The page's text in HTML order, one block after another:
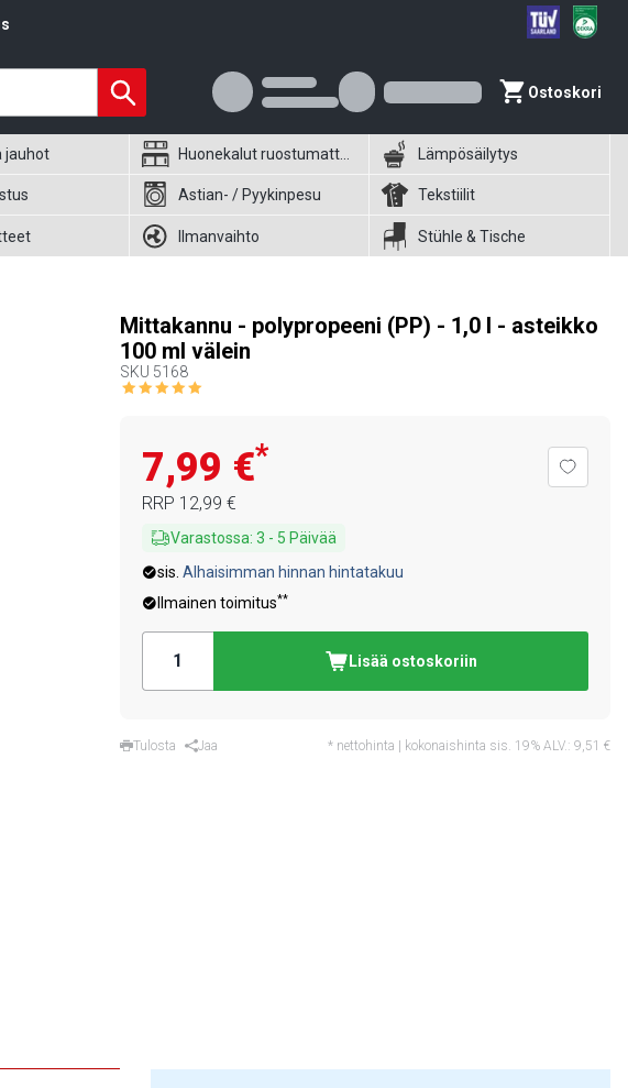
Ostoskori
jauhot Huonekalut ruostumattomasta teräksestä Lämpösäilytys
Astian- / Pyykinpesu Tekstiilit
Ilmanvaihto Stühle & Tische
Mittakannu - polypropeeni (PP) - 1,0 l - asteikko
100 ml välein
SKU 5168
7,99 €*
RRP 12,99 €
Varastossa: 3 - 5 Päivää
sis. Alhaisimman hinnan hintatakuu
Ilmainen toimitus**
Lisää ostoskoriin
Tulosta Jaa * nettohinta | kokonaishinta sis. 19% ALV.: 9,51 €